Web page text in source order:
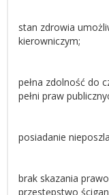
stan zdrowia
kierowniczym;
pełna zdolność do
pełni praw
posiadanie
brak skazania
przestępstwo